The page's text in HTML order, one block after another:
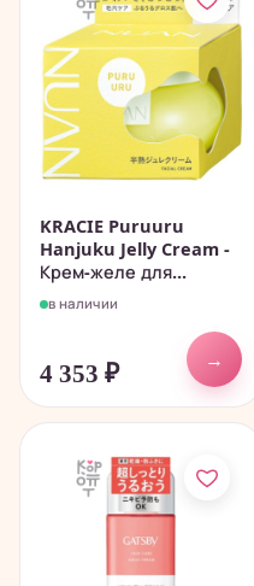
KRACIE Puruuru
Hanjuku Jelly Cream -
Крем-желе для...
в наличии
4 353 ₽
→